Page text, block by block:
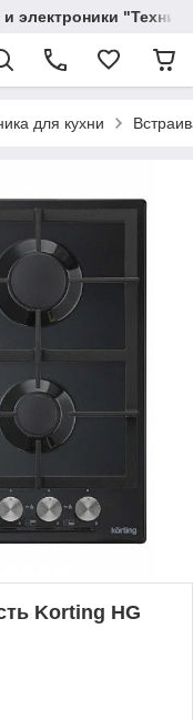
электроники
для кухни
Korting HG